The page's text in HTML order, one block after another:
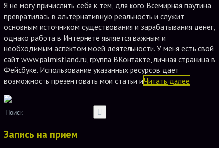
Я не могу причислить себя к тем, для кого Всемирная паутина
превратилась в альтернативную реальность и служит
основным источником существования и зарабатывания денег,
однако работа в Интернете является важным и
необходимым аспектом моей деятельности. У меня есть свой
сайт www.palmistland.ru, группа ВКонтакте, личная страница в
Фейсбуке. Использование указанных ресурсов дает
возможность презентовать мои статьи иЧитать далее
Запись на прием